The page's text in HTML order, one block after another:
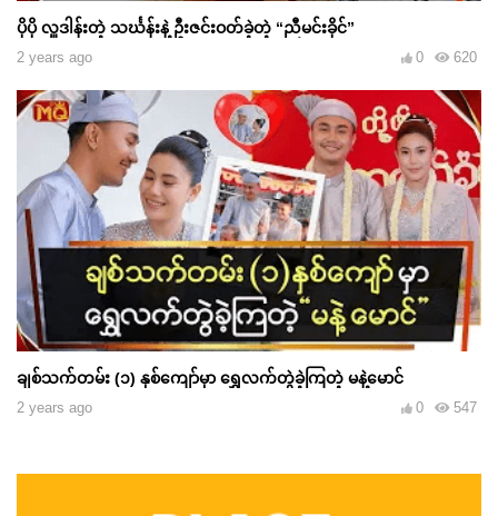
ပိုပို လှူဒါန်းတဲ့ သင်္ဃန်းနဲ့ ဦးဇင်းဝတ်ခဲ့တဲ့ “ညီမင်းခိုင်”
2 years ago 620
0
ချစ်သက်တမ်း (၁) နှစ်ကျော်မှာ ရွှေလက်တွဲခဲ့ကြတဲ့ မနဲ့မောင်
2 years ago 547
0